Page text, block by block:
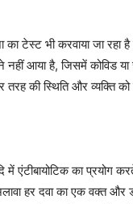
टेस्ट भी करवाया जा रहा
नहीं आया है, जिसमें कोविड
तरह की स्थिति और व्यक्ति
एंटीबायोटिक का प्रयोग
हर दवा का एक वक्त और